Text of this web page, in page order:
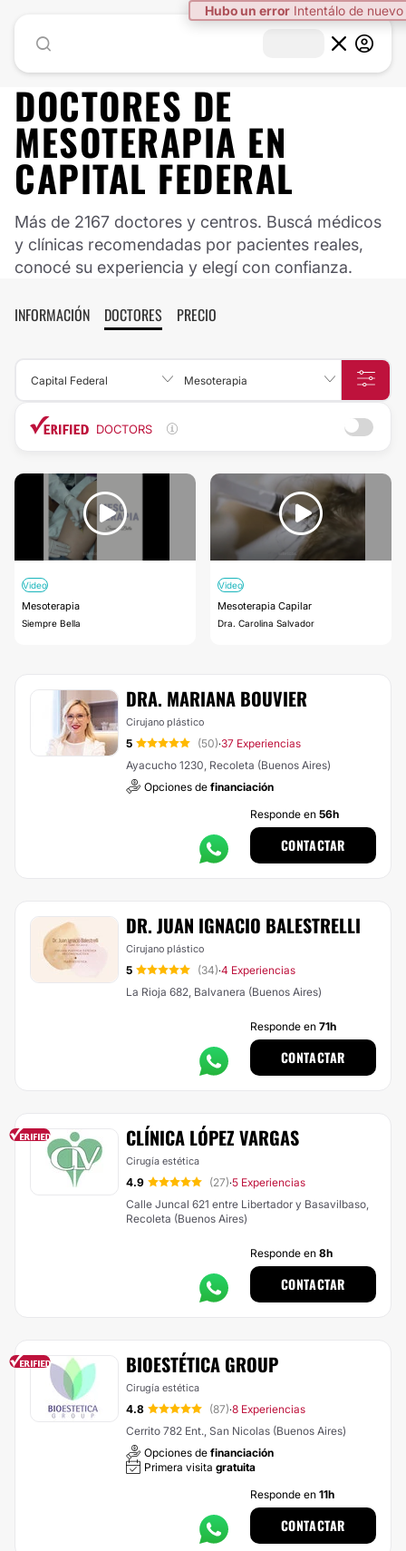
Hubo un error Intentálo de nuevo
DOCTORES DE
MESOTERAPIA EN
CAPITAL FEDERAL
Más de 2167 doctores y centros. Buscá médicos
y clínicas recomendadas por pacientes reales,
conocé su experiencia y elegí con confianza.
INFORMACIÓN DOCTORES PRECIO
Capital Federal Mesoterapia
DOCTORS
Video
Mesoterapia
Siempre Bella
Video
Mesoterapia Capilar
Dra. Carolina Salvador
DRA. MARIANA BOUVIER
Cirujano plástico
5 (50)·37 Experiencias
Ayacucho 1230, Recoleta (Buenos Aires)
Opciones de financiación
Responde en 56h
CONTACTAR
DR. JUAN IGNACIO BALESTRELLI
Cirujano plástico
5 (34)·4 Experiencias
La Rioja 682, Balvanera (Buenos Aires)
Responde en 71h
CONTACTAR
CLÍNICA LÓPEZ VARGAS
Cirugía estética
4.9 (27)·5 Experiencias
Calle Juncal 621 entre Libertador y Basavilbaso,
Recoleta (Buenos Aires)
Responde en 8h
CONTACTAR
BIOESTÉTICA GROUP
Cirugía estética
4.8 (87)·8 Experiencias
Cerrito 782 Ent., San Nicolas (Buenos Aires)
Opciones de financiación
Primera visita gratuita
Responde en 11h
CONTACTAR